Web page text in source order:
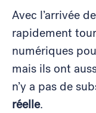
Avec l’arrivée
rapidement
numériques
mais ils ont
n’y a pas de
réelle.